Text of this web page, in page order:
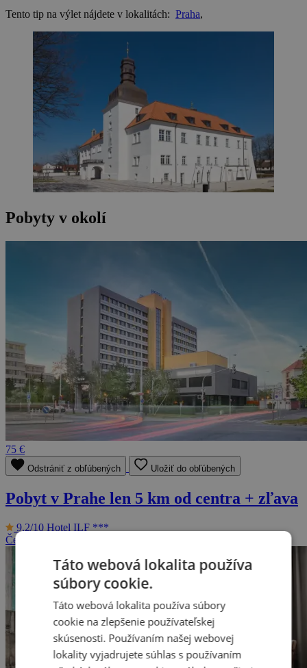
Tento tip na výlet nájdete v lokalitách: Praha,
Pobyty v okolí
75 €
Odstrániť z obľúbených Uložiť do obľúbených
Pobyt v Prahe len 5 km od centra + zľava
9.2/10 Hotel ILF ***
Česká republika - Praha
Táto webová lokalita používa
súbory cookie.
Táto webová lokalita používa súbory
cookie na zlepšenie používateľskej
skúsenosti. Používaním našej webovej
lokality vyjadrujete súhlas s používaním